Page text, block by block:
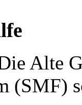
Alte
(SMF)